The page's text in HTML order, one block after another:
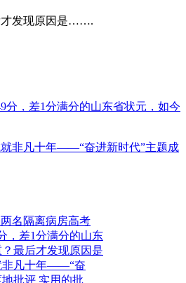
才发现原因是…….
分，差1分满分的山东省状元，如今
非凡十年——“奋进新时代”主题成
名隔离病房高考
，差1分满分的山东
最后才发现原因是
非凡十年——“奋
批评 实用的批